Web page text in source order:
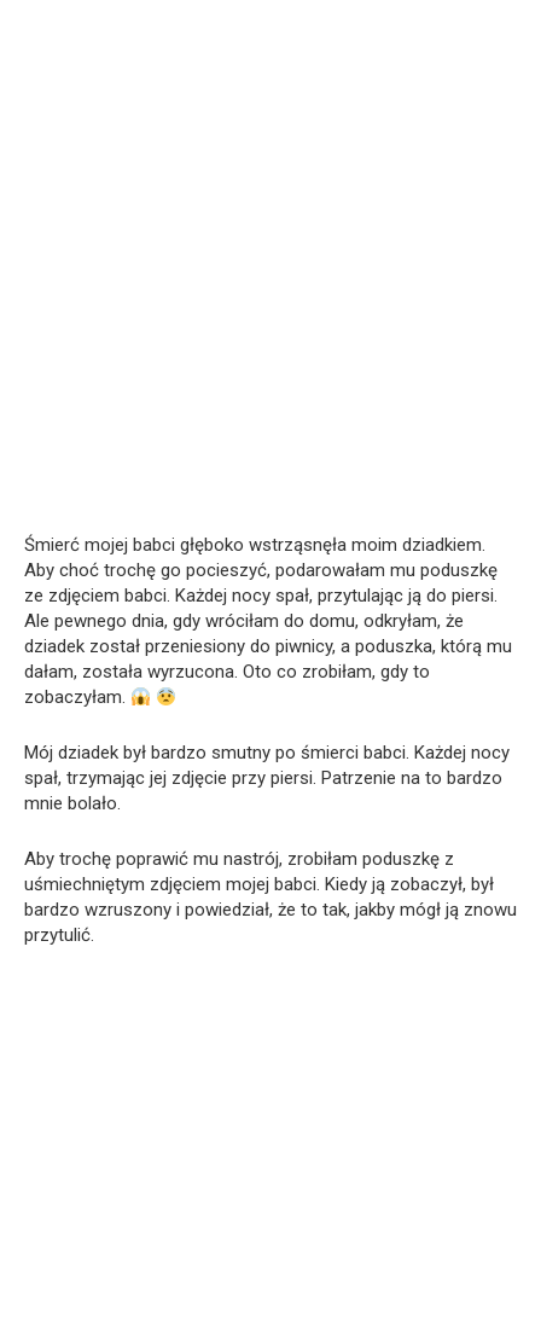
Śmierć mojej babci głęboko wstrząsnęła moim dziadkiem.
Aby choć trochę go pocieszyć, podarowałam mu poduszkę
ze zdjęciem babci. Każdej nocy spał, przytulając ją do piersi.
Ale pewnego dnia, gdy wróciłam do domu, odkryłam, że
dziadek został przeniesiony do piwnicy, a poduszka, którą mu
dałam, została wyrzucona. Oto co zrobiłam, gdy to
zobaczyłam.
Mój dziadek był bardzo smutny po śmierci babci. Każdej nocy
spał, trzymając jej zdjęcie przy piersi. Patrzenie na to bardzo
mnie bolało.
Aby trochę poprawić mu nastrój, zrobiłam poduszkę z
uśmiechniętym zdjęciem mojej babci. Kiedy ją zobaczył, był
bardzo wzruszony i powiedział, że to tak, jakby mógł ją znowu
przytulić.